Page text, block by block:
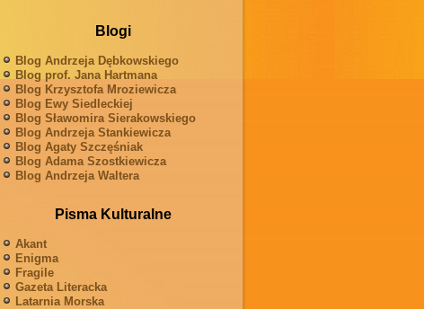
Blogi
Blog Andrzeja Dębkowskiego
Blog prof. Jana Hartmana
Blog Krzysztofa Mroziewicza
Blog Ewy Siedleckiej
Blog Sławomira Sierakowskiego
Blog Andrzeja Stankiewicza
Blog Agaty Szczęśniak
Blog Adama Szostkiewicza
Blog Andrzeja Waltera
Pisma Kulturalne
Akant
Enigma
Fragile
Gazeta Literacka
Latarnia Morska